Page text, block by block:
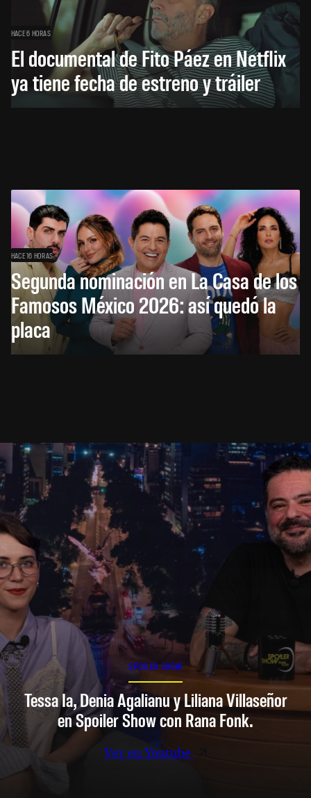
HACE 6 HORAS
El documental de Fito Páez en Netflix
ya tiene fecha de estreno y tráiler
HACE 16 HORAS
Segunda nominación en La Casa de los
Famosos México 2026: así quedó la
placa
SPOILER SHOW
Tessa Ia, Denia Agalianu y Liliana Villaseñor
en Spoiler Show con Rana Fonk.
Ver en Youtube